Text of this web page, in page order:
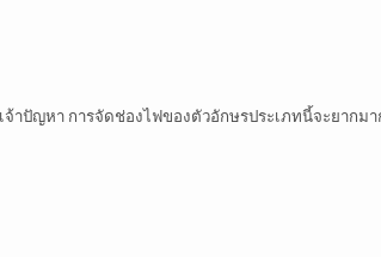
ปัญหา การจัดช่องไฟของตัวอักษรประเภทนี้จะยากม